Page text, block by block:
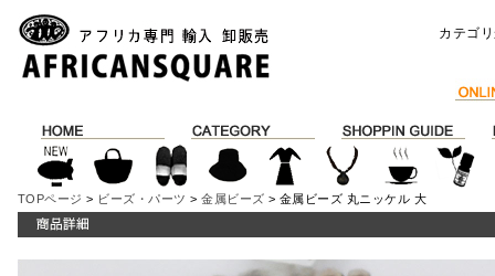
カテゴ
TOPページ > ビーズ・パーツ >金属ビーズ > 金属ビーズ 丸ニッケル 大